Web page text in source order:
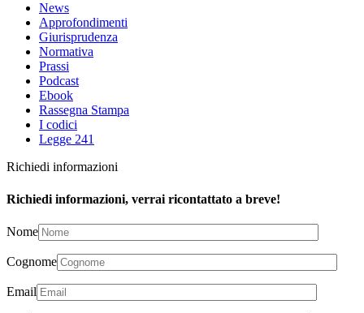
News
Approfondimenti
Giurisprudenza
Normativa
Prassi
Podcast
Ebook
Rassegna Stampa
I codici
Legge 241
Richiedi informazioni
Richiedi informazioni, verrai ricontattato a breve!
Nome
Cognome
Email